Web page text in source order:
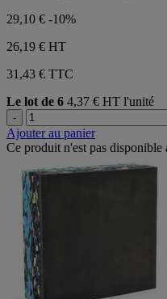
29,10 € -10%
26,19 € HT
31,43 € TTC
Le lot de 6 4,37 € HT l'unité
-
Ajouter au panier
Ce produit n'est pas disponible